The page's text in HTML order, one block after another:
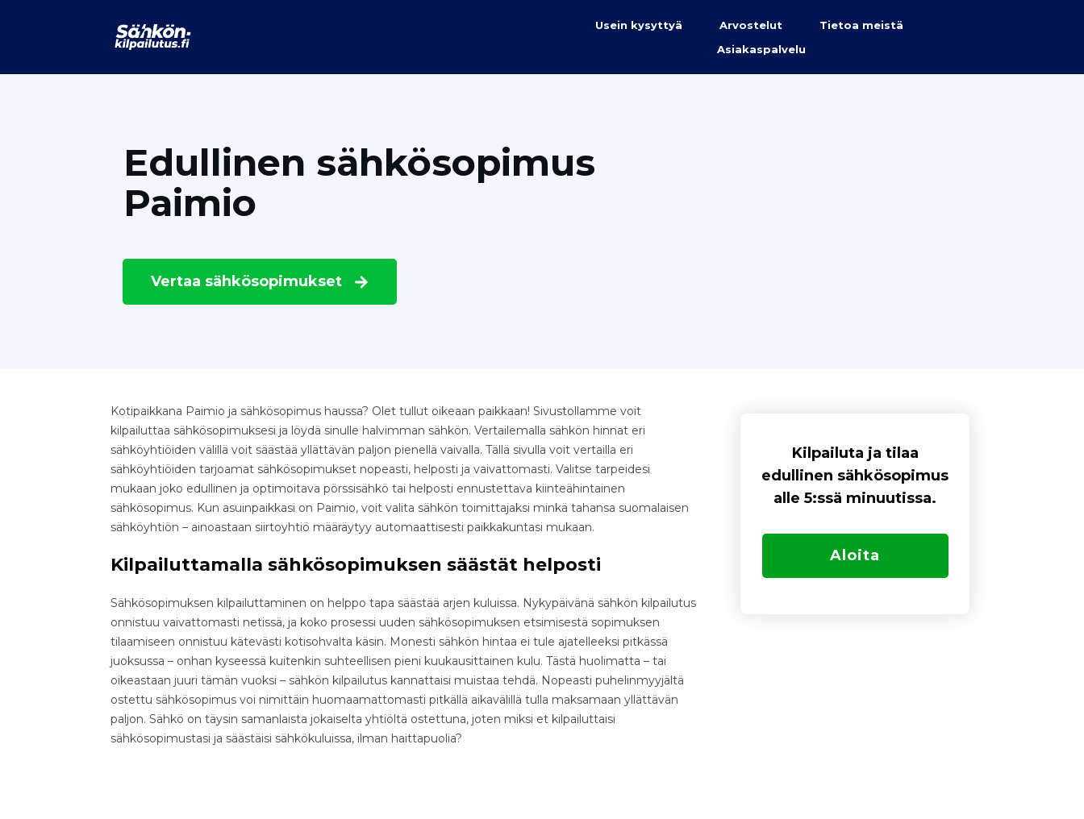
Usein kysyttyä Arvostelut
Tietoa meistä
Asiakaspalvelu
Edullinen sähkösopimus
Paimio
Vertaa sähkösopimukset
Kotipaikkana Paimio ja sähkösopimus haussa? Olet tullut oikeaan paikkaan! Sivustollamme voit
kilpailuttaa sähkösopimuksesi ja löydä sinulle halvimman sähkön. Vertailemalla sähkön hinnat eri
sähköyhtiöiden välillä voit säästää yllättävän paljon pienellä vaivalla. Tällä sivulla voit vertailla eri
sähköyhtiöiden tarjoamat sähkösopimukset nopeasti, helposti ja vaivattomasti. Valitse tarpeidesi
mukaan joko edullinen ja optimoitava pörssisähkö tai helposti ennustettava kiinteähintainen
sähkösopimus. Kun asuinpaikkasi on Paimio, voit valita sähkön toimittajaksi minkä tahansa suomalaisen
sähköyhtiön – ainoastaan siirtoyhtiö määräytyy automaattisesti paikkakuntasi mukaan.
Kilpailuttamalla sähkösopimuksen säästät helposti
Sähkösopimuksen kilpailuttaminen on helppo tapa säästää arjen kuluissa. Nykypäivänä sähkön kilpailutus
onnistuu vaivattomasti netissä, ja koko prosessi uuden sähkösopimuksen etsimisestä sopimuksen
tilaamiseen onnistuu kätevästi kotisohvalta käsin. Monesti sähkön hintaa ei tule ajatelleeksi pitkässä
juoksussa – onhan kyseessä kuitenkin suhteellisen pieni kuukausittainen kulu. Tästä huolimatta – tai
oikeastaan juuri tämän vuoksi – sähkön kilpailutus kannattaisi muistaa tehdä. Nopeasti puhelinmyyjältä
ostettu sähkösopimus voi nimittäin huomaamattomasti pitkällä aikavälillä tulla maksamaan yllättävän
paljon. Sähkö on täysin samanlaista jokaiselta yhtiöltä ostettuna, joten miksi et kilpailuttaisi
sähkösopimustasi ja säästäisi sähkökuluissa, ilman haittapuolia?
Kilpailuta ja tilaa
edullinen sähkösopimus
alle 5:ssä minuutissa.
Aloita